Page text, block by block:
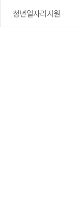
청년일자리지원